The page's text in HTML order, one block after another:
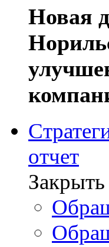
Новая
отчет
Закрыть